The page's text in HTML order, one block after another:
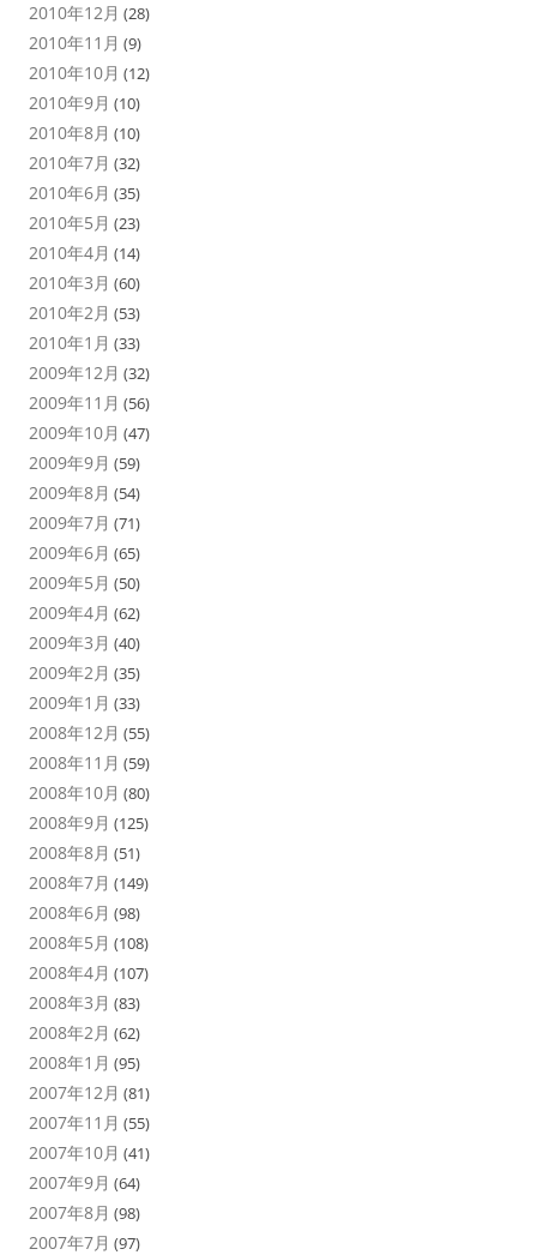
2010年12月 (28)
2010年11月 (9)
2010年10月 (12)
2010年9月 (10)
2010年8月 (10)
2010年7月 (32)
2010年6月 (35)
2010年5月 (23)
2010年4月 (14)
2010年3月 (60)
2010年2月 (53)
2010年1月 (33)
2009年12月 (32)
2009年11月 (56)
2009年10月 (47)
2009年9月 (59)
2009年8月 (54)
2009年7月 (71)
2009年6月 (65)
2009年5月 (50)
2009年4月 (62)
2009年3月 (40)
2009年2月 (35)
2009年1月 (33)
2008年12月 (55)
2008年11月 (59)
2008年10月 (80)
2008年9月 (125)
2008年8月 (51)
2008年7月 (149)
2008年6月 (98)
2008年5月 (108)
2008年4月 (107)
2008年3月 (83)
2008年2月 (62)
2008年1月 (95)
2007年12月 (81)
2007年11月 (55)
2007年10月 (41)
2007年9月 (64)
2007年8月 (98)
2007年7月 (97)